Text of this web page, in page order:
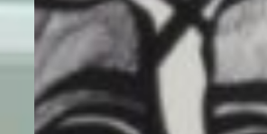
arte en
nuestra
Art Boutique